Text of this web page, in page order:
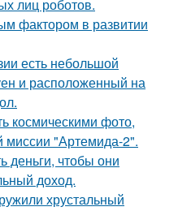
лиц роботов.
фактором в развитии
есть небольшой
и расположенный на
космическими фото,
"Артемида-2".
деньги, чтобы они
доход.
хрустальный